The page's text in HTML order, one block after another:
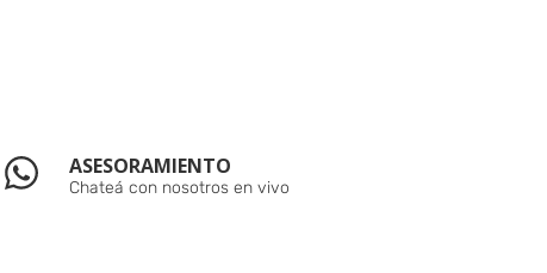
ASESORAMIENTO
Chateá con nosotros en vivo